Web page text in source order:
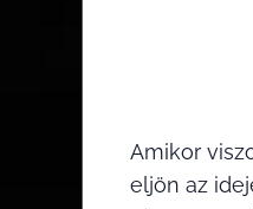
Amikor
eljön az